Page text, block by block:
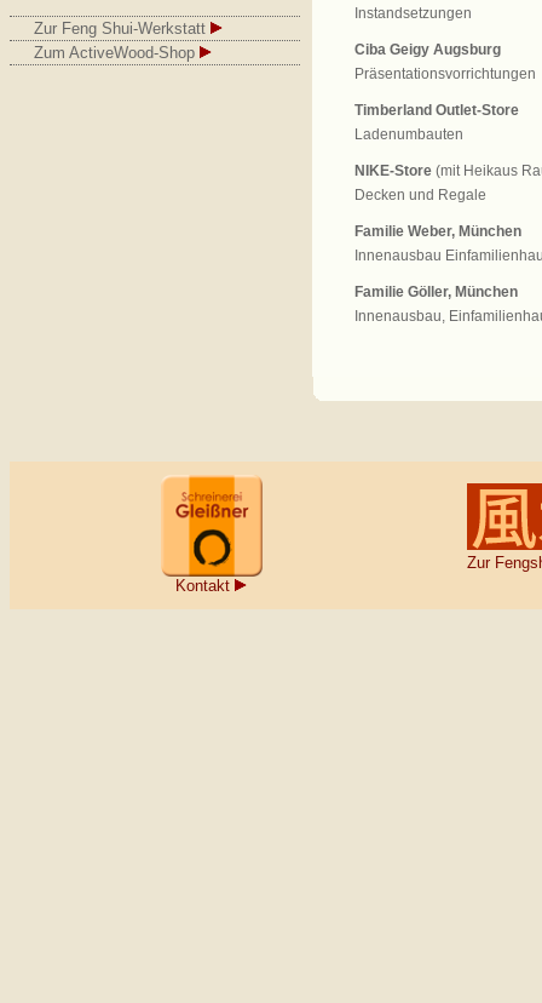
Zur Feng Shui-Werkstatt
Zum ActiveWood-Shop
Instandsetzungen
Ciba Geigy Augsburg
Präsentationsvorrichtungen
Timberland Outlet-Store
Ladenumbauten
NIKE-Store (mit Heikaus
Decken und Regale
Familie Weber, München
Innenausbau
Familie Göller, München
Innenausbau,
Kontakt
Zur